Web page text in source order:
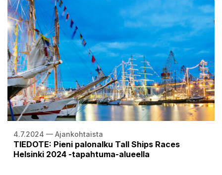
4.7.2024 — Ajankohtaista
TIEDOTE: Pieni palonalku Tall Ships Races
Helsinki 2024 -tapahtuma-alueella